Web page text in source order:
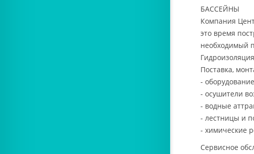
БАССЕЙНЫ
Компания
это время
необходимый
Поставка,
-
- осушители
- водные
- лестницы и
- химические
Сервисное